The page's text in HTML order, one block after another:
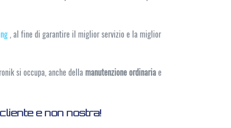
, al fine di garantire il miglior servizio e la miglior
si occupa, anche della manutenzione ordinariae
e non nostra!